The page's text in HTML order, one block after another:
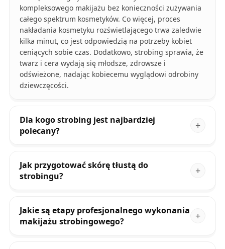
kompleksowego makijażu bez konieczności zużywania
całego spektrum kosmetyków. Co więcej, proces
nakładania kosmetyku rozświetlającego trwa zaledwie
kilka minut, co jest odpowiedzią na potrzeby kobiet
ceniących sobie czas. Dodatkowo, strobing sprawia, że
twarz i cera wydają się młodsze, zdrowsze i
odświeżone, nadając kobiecemu wyglądowi odrobiny
dziewczęcości.
Dla kogo strobing jest najbardziej
polecany?
Jak przygotować skórę tłustą do
strobingu?
Jakie są etapy profesjonalnego wykonania
makijażu strobingowego?